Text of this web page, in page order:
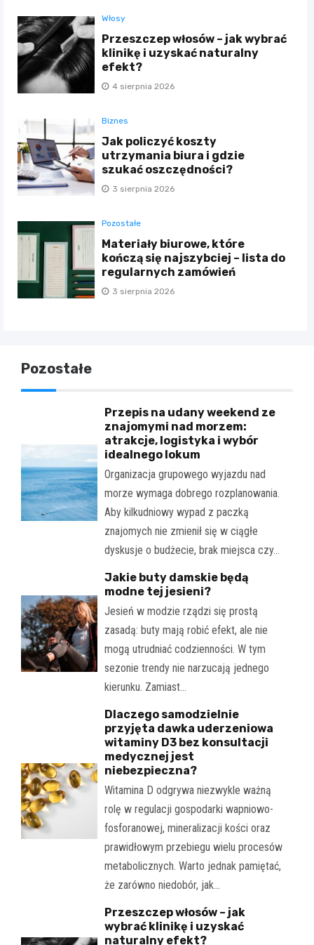
Włosy
Przeszczep włosów – jak wybrać
klinikę i uzyskać naturalny
efekt?
4 sierpnia 2026
Biznes
Jak policzyć koszty
utrzymania biura i gdzie
szukać oszczędności?
3 sierpnia 2026
Pozostałe
Materiały biurowe, które
kończą się najszybciej – lista do
regularnych zamówień
3 sierpnia 2026
Pozostałe
Przepis na udany weekend ze
znajomymi nad morzem:
atrakcje, logistyka i wybór
idealnego lokum
Organizacja grupowego wyjazdu nad
morze wymaga dobrego rozplanowania.
Aby kilkudniowy wypad z paczką
znajomych nie zmienił się w ciągłe
dyskusje o budżecie, brak miejsca czy…
Jakie buty damskie będą
modne tej jesieni?
Jesień w modzie rządzi się prostą
zasadą: buty mają robić efekt, ale nie
mogą utrudniać codzienności. W tym
sezonie trendy nie narzucają jednego
kierunku. Zamiast…
Dlaczego samodzielnie
przyjęta dawka uderzeniowa
witaminy D3 bez konsultacji
medycznej jest
niebezpieczna?
Witamina D odgrywa niezwykle ważną
rolę w regulacji gospodarki wapniowo-
fosforanowej, mineralizacji kości oraz
prawidłowym przebiegu wielu procesów
metabolicznych. Warto jednak pamiętać,
że zarówno niedobór, jak…
Przeszczep włosów – jak
wybrać klinikę i uzyskać
naturalny efekt?